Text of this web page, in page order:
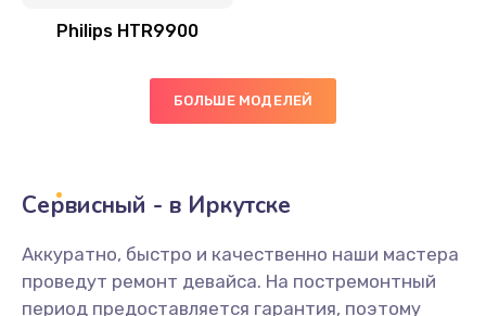
Замена сальников
2000 руб.
Замена переходников
1000 руб.
Заказать
Philips HTR9900
БОЛЬШЕ МОДЕЛЕЙ
Сервисный - в Иркутске
Аккуратно, быстро и качественно наши мастера
проведут ремонт девайса. На постремонтный
период предоставляется гарантия, поэтому